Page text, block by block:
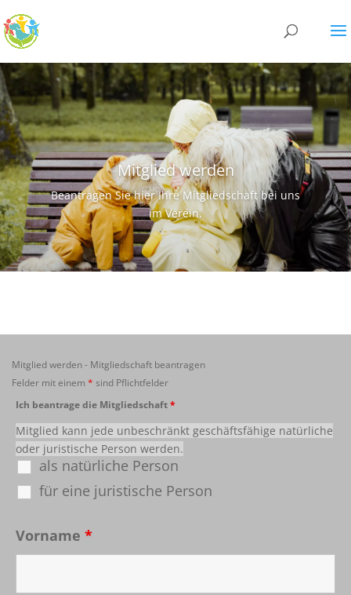
Mitglied werden
Beantragen Sie hier Ihre Mitgliedschaft bei uns
im Verein.
Mitglied werden - Mitgliedschaft beantragen
Felder mit einem * sind Pflichtfelder
Ich beantrage die Mitgliedschaft*
als natürliche Person
für eine juristische Person
Mitglied kann jede unbeschränkt geschäftsfähige natürliche
oder juristische Person werden.
Vorname *